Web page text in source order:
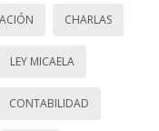
CHARLAS
LEY MICAELA
CONTABILIDAD